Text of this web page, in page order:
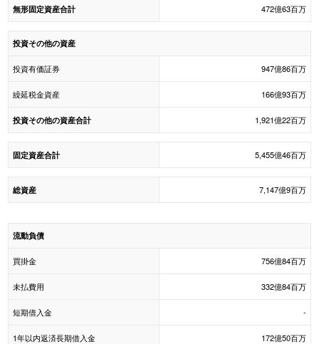
無形固定資産合計 472億63百万
投資その他の資産
投資有価証券 947億86百万
繰延税金資産 166億93百万
投資その他の資産合計 1,921億22百万
固定資産合計 5,455億46百万
総資産 7,147億9百万
流動負債
買掛金 756億84百万
未払費用 332億84百万
短期借入金 -
1年以内返済長期借入金 172億50百万